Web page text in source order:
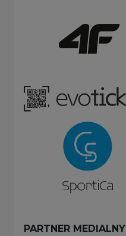
PARTNER MEDIALNY